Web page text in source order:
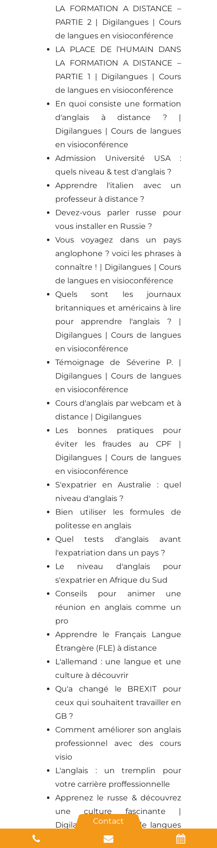
LA FORMATION A DISTANCE –
PARTIE 2 | Digilangues | Cours
de langues en visioconférence
LA PLACE DE l’HUMAIN DANS
LA FORMATION A DISTANCE –
PARTIE 1 | Digilangues | Cours
de langues en visioconférence
En quoi consiste une formation
d'anglais à distance ? |
Digilangues | Cours de langues
en visioconférence
Admission Université USA :
quels niveau & test d'anglais ?
Apprendre l'italien avec un
professeur à distance ?
Devez-vous parler russe pour
vous installer en Russie ?
Vous voyagez dans un pays
anglophone ? voici les phrases à
connaître ! | Digilangues | Cours
de langues en visioconférence
Quels sont les journaux
britanniques et américains à lire
pour apprendre l'anglais ? |
Digilangues | Cours de langues
en visioconférence
Témoignage de Séverine P. |
Digilangues | Cours de langues
en visioconférence
Cours d'anglais par webcam et à
distance | Digilangues
Les bonnes pratiques pour
éviter les fraudes au CPF |
Digilangues | Cours de langues
en visioconférence
S'expatrier en Australie : quel
niveau d'anglais ?
Bien utiliser les formules de
politesse en anglais
Quel tests d'anglais avant
l'expatriation dans un pays ?
Le niveau d'anglais pour
s'expatrier en Afrique du Sud
Conseils pour animer une
réunion en anglais comme un
pro
Apprendre le Français Langue
Étrangère (FLE) à distance
L'allemand : une langue et une
culture à découvrir
Qu'a changé le BREXIT pour
ceux qui souhaitent travailler en
GB ?
Comment améliorer son anglais
professionnel avec des cours
visio
L'anglais : un tremplin pour
votre carrière proffessionnelle
Apprenez le russe & découvrez
une culture fascinante |
Digilangues | Cours de langues
en visioconférence
Contact